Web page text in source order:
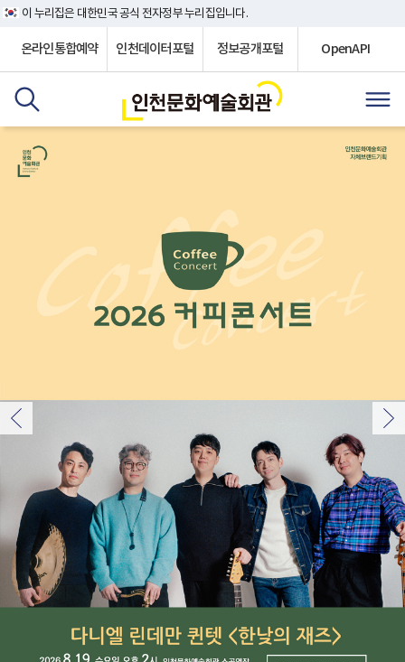
이 누리집은 대한민국 공식 전자정부 누리집입니다.
온라인통합예약 인천데이터포털 정보공개포털 OpenAPI
이전 다음